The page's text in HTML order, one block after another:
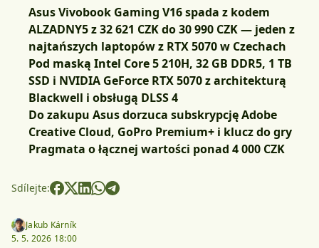
Asus Vivobook Gaming V16 spada z kodem
ALZADNY5 z 32 621 CZK do 30 990 CZK — jeden z
najtańszych laptopów z RTX 5070 w Czechach
Pod maską Intel Core 5 210H, 32 GB DDR5, 1 TB
SSD i NVIDIA GeForce RTX 5070 z architekturą
Blackwell i obsługą DLSS 4
Do zakupu Asus dorzuca subskrypcję Adobe
Creative Cloud, GoPro Premium+ i klucz do gry
Pragmata o łącznej wartości ponad 4 000 CZK
Sdílejte:
Jakub Kárník
5. 5. 2026 18:00